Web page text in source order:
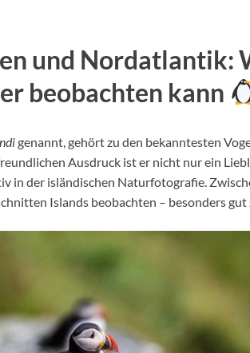
und Nordatlantik:
beobachten kann
genannt, gehört zu den bekanntesten
Ausdruck ist er nicht nur ein
in der isländischen Naturfotografie.
Islands beobachten – besonders